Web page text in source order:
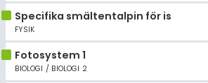
Specifika smältentalpin för is
FYSIK
Fotosystem 1
BIOLOGI / BIOLOGI 2